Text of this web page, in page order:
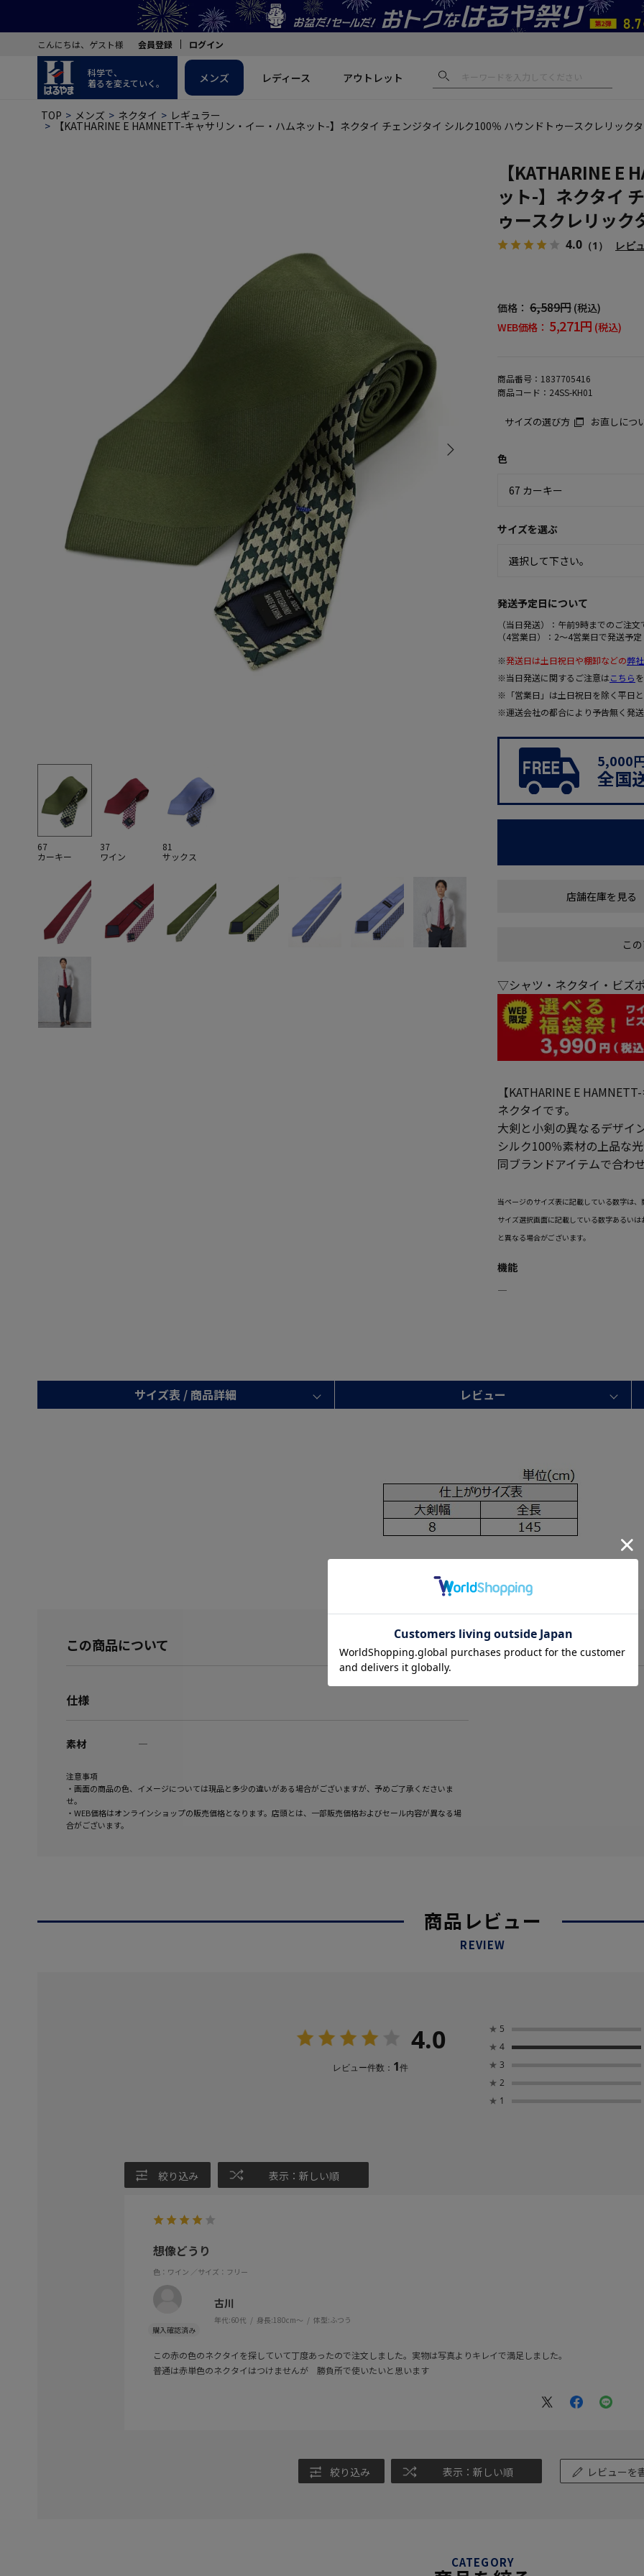
こんにちは、ゲスト様 会員登録 ログイン
科学で、
着るを変えていく。
メンズ レディース アウトレット
TOP メンズ ネクタイ レギュラー
【KATHARINE E HAMNETT-キャサリン・イー・ハムネット-】ネクタイ チェンジタイ シルク100％ ハウンドトゥースクレリックタ
67
カーキー
37
ワイン
81
サックス
【KATHARINE E
ット-】ネクタイ
ゥースクレリック
4.0 （1） レビ
価格： 6,589円 (税込)
WEB価格： 5,271円 (税込)
商品番号： 1837705416
商品コード： 24SS-KH01
サイズの選び方 お直しにつ
色
サイズを選ぶ
発送予定日について
（当日発送）：午前9時までのご注
（4営業日）：2～4営業日で発送予定
※発送日は土日祝日や棚卸などの弊
※当日発送に関するご注意はこちら
※「営業日」は土日祝日を除く平日
※運送会社の都合により予告無く発
5,000
全国
店舗在庫を見る
こ
▽シャツ・ネクタイ・ビズ
【KATHARINE E
ネクタイです。
大剣と小剣の異なるデザイ
シルク100％素材の上品な
同ブランドアイテムで合わ
当ページのサイズ表に記載している数字は、
サイズ選択画面に記載している数字あるい
と異なる場合がございます。
機能
―
サイズ表 / 商品詳細 レビュー
この商品について
仕様
素材 ―
注意事項
・画面の商品の色、イメージについては現品と多少の違いがある場合がございますが、予めご了承くださいま
せ。
・WEB価格はオンラインショップの販売価格となります。店頭とは、一部販売価格およびセール内容が異なる場
合がございます。
商品レビュー
REVIEW
4.0
レビュー件数： 1件
★ 5
★ 4
★ 3
★ 2
★ 1
絞り込み 表示：新しい順
想像どうり
色：ワイン ／サイズ：フリー
古川
年代:60代 身長:180cm～ 体型:ふつう
この赤の色のネクタイを探していて丁度あったので注文しました。実物は写真よりキレイで満足しました。
普通は赤単色のネクタイはつけませんが 勝負所で使いたいと思います
絞り込み 表示：新しい順 レビューを
CATEGORY